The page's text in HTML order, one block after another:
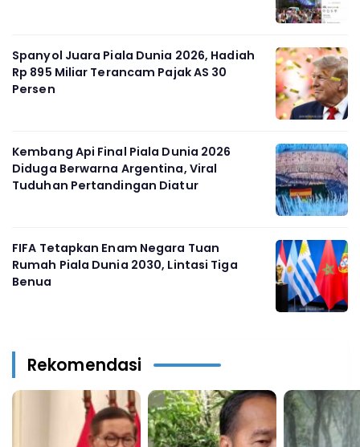
Spanyol Juara Piala Dunia 2026, Hadiah
Rp 895 Miliar Terancam Pajak AS 30
Persen
Kembang Api Final Piala Dunia 2026
Diduga Berwarna Argentina, Viral
Tuduhan Pertandingan Diatur
FIFA Tetapkan Enam Negara Tuan
Rumah Piala Dunia 2030, Lintasi Tiga
Benua
Rekomendasi